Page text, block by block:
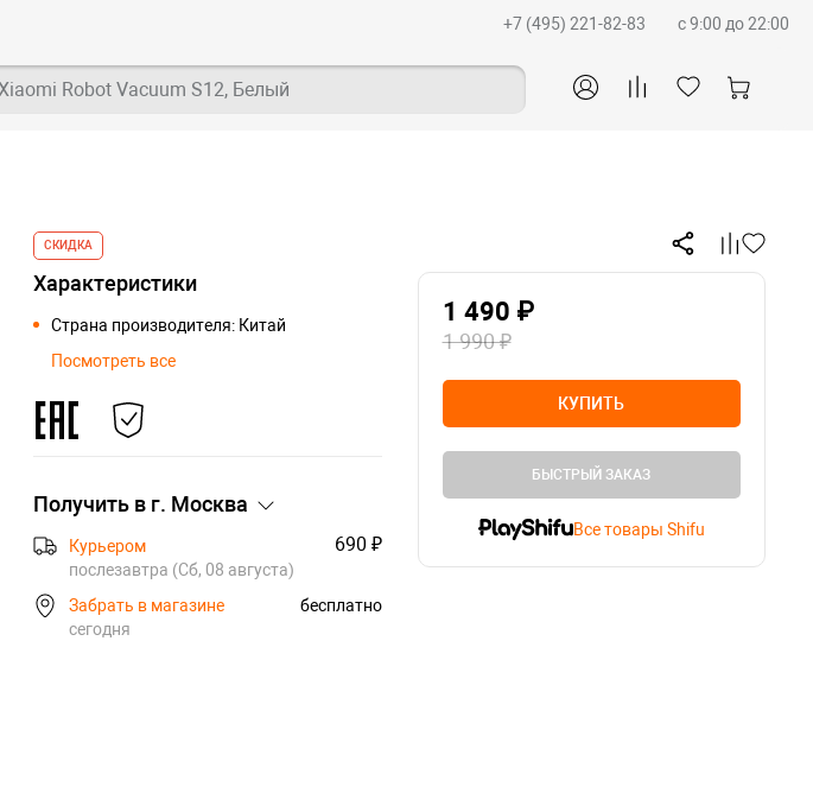
+7 (495) 221-82-83 c 9:00 до 22:00
Robot Vacuum S12, Белый
СКИДКА
Характеристики
Страна производителя: Китай
Посмотреть все
Получить в г. Москва
Курьером
послезавтра (Сб, 08 августа)
690 ₽
Забрать в магазине
сегодня
бесплатно
1 490 ₽
1 990 ₽
КУПИТЬ
БЫСТРЫЙ ЗАКАЗ
Все товары Shifu